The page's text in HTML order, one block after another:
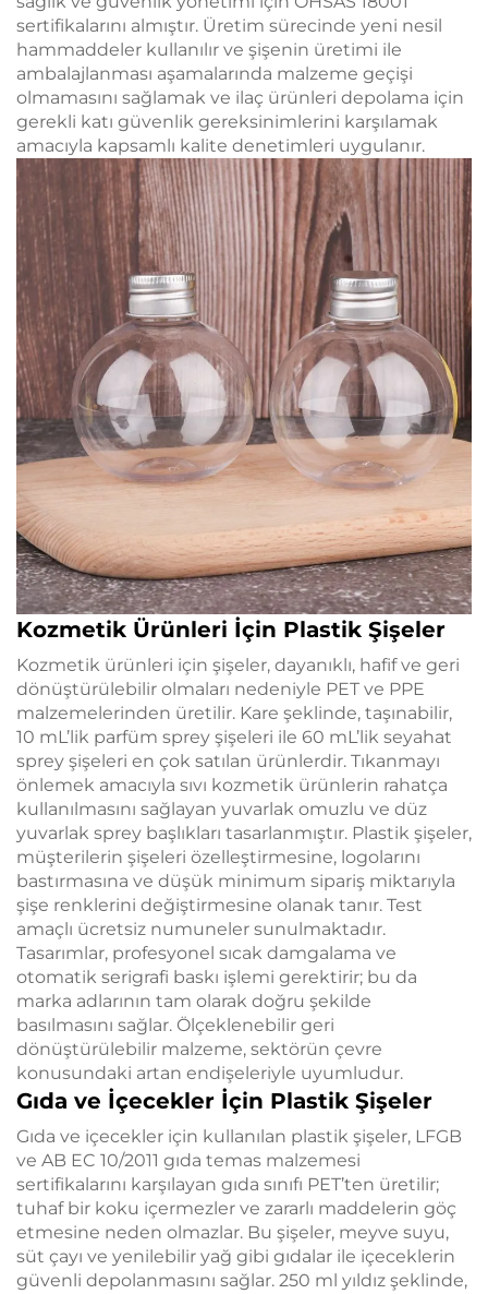
sertifikalarını almıştır. Üretim sürecinde yeni nesil
hammaddeler kullanılır ve şişenin üretimi ile
ambalajlanması aşamalarında malzeme geçişi
olmamasını sağlamak ve ilaç ürünleri depolama için
gerekli katı güvenlik gereksinimlerini karşılamak
amacıyla kapsamlı kalite denetimleri uygulanır.
Kozmetik Ürünleri İçin Plastik Şişeler
Kozmetik ürünleri için şişeler, dayanıklı, hafif ve geri
dönüştürülebilir olmaları nedeniyle PET ve PPE
malzemelerinden üretilir. Kare şeklinde, taşınabilir,
10 mL’lik parfüm sprey şişeleri ile 60 mL’lik seyahat
sprey şişeleri en çok satılan ürünlerdir. Tıkanmayı
önlemek amacıyla sıvı kozmetik ürünlerin rahatça
kullanılmasını sağlayan yuvarlak omuzlu ve düz
yuvarlak sprey başlıkları tasarlanmıştır. Plastik şişeler,
müşterilerin şişeleri özelleştirmesine, logolarını
bastırmasına ve düşük minimum sipariş miktarıyla
şişe renklerini değiştirmesine olanak tanır. Test
amaçlı ücretsiz numuneler sunulmaktadır.
Tasarımlar, profesyonel sıcak damgalama ve
otomatik serigrafi baskı işlemi gerektirir; bu da
marka adlarının tam olarak doğru şekilde
basılmasını sağlar. Ölçeklenebilir geri
dönüştürülebilir malzeme, sektörün çevre
konusundaki artan endişeleriyle uyumludur.
Gıda ve İçecekler İçin Plastik Şişeler
Gıda ve içecekler için kullanılan plastik şişeler, LFGB
ve AB EC 10/2011 gıda temas malzemesi
sertifikalarını karşılayan gıda sınıfı PET’ten üretilir;
tuhaf bir koku içermezler ve zararlı maddelerin göç
etmesine neden olmazlar. Bu şişeler, meyve suyu,
süt çayı ve yenilebilir yağ gibi gıdalar ile içeceklerin
güvenli depolanmasını sağlar. 250 ml yıldız şeklinde,